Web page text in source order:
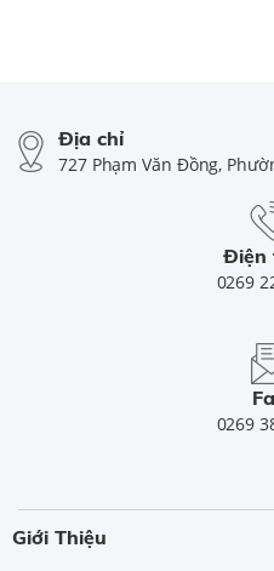
Địa chỉ
727 Phạm Văn Đồng,
Điện
0269
0269
Giới Thiệu